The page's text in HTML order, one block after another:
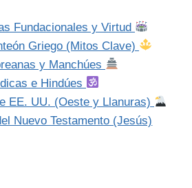
Fundacionales y Virtud
Griego (Mitos Clave)
y Manchúes
e Hindúes
EE. UU. (Oeste y Llanuras)
Nuevo Testamento (Jesús)